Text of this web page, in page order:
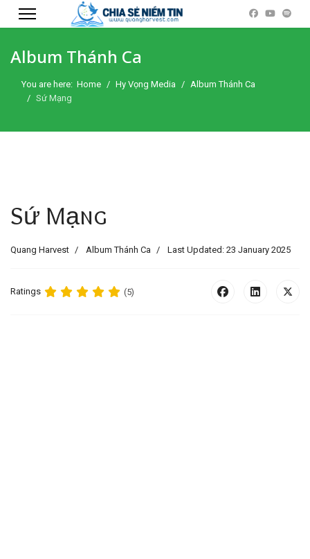
Album Thánh Ca
You are here: Home Hy Vọng Media
Album Thánh Ca
Sứ Mạng
Sứ Mạng
Quang Harvest Album Thánh Ca Last Updated: 23 January 2025
Ratings (5)